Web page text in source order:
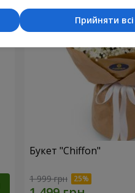
Букет "Chiffon"
1 999 грн
Прийняти всі